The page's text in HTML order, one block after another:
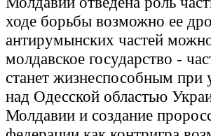
ходе борьбы возможно ее
антирумынских частей
молдавское государство -
станет жизнеспособным при
над Одесской областью
Молдавии и создание